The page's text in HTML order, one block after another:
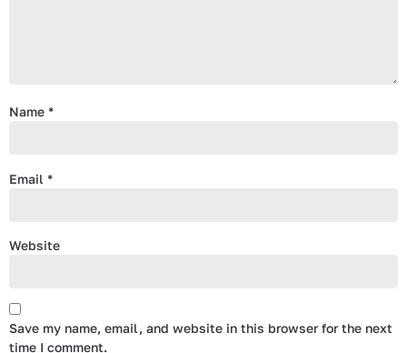
Name *
Email *
Website
Save my name, email, and website in this browser for the next
time I comment.